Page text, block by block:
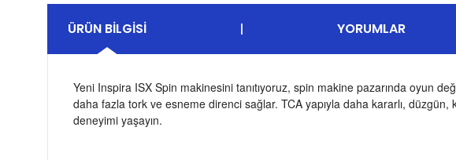
ÜRÜN BILGISI YORUMLAR
Yeni Inspira ISX Spin makinesini tanıtıyoruz, spin makine pazarında oyun
daha fazla tork ve esneme direnci sağlar. TCA yapıyla daha kararlı,
deneyimi yaşayın.